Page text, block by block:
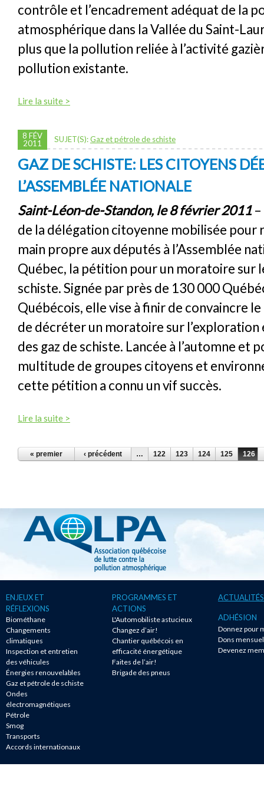
contrôle et l’encadrement adéquat de la
atmosphérique dans la Vallée du Saint-
plus que la pollution reliée à l’activité
pollution existante.
Lire la suite >
8 FÉV
2011
SUJET(S):Gaz et pétrole de schiste
GAZ DE SCHISTE: LES CITOYENS
L’ASSEMBLÉE NATIONALE
Saint-Léon-de-Standon, le 8 février 2011–
de la délégation citoyenne mobilisée pour
main propre aux députés à l’Assemblée
Québec, la pétition pour un moratoire sur
schiste. Signée par près de 130 000
Québécois, elle vise à finir de convaincre
de décréter un moratoire sur l’exploration
des gaz de schiste. Lancée à l’automne et
multitude de groupes citoyens et
cette pétition a connu un vif succès.
Lire la suite >
PAGES
« premier ‹ précédent … 122 123 124 125 126
ENJEUX ET
RÉFLEXIONS
Biométhane
Changements
climatiques
Inspection et entretien
des véhicules
Énergies renouvelables
Gaz et pétrole de schiste
Ondes
électromagnétiques
Pétrole
Smog
Transports
Accords internationaux
PROGRAMMES ET
ACTIONS
L'Automobiliste astucieux
Changez d’air!
Chantier québécois en
efficacité énergétique
Faites de l’air!
Brigade des pneus
ACTUALITÉS
ADHÉSION
Donnez pour
Dons
Devenez